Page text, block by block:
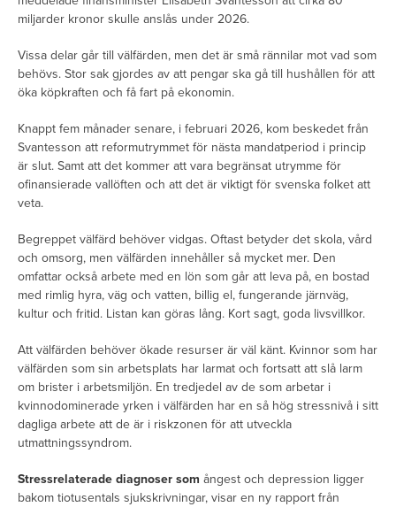
miljarder kronor skulle anslås under 2026.
Vissa delar går till välfärden, men det är små rännilar mot vad som
behövs. Stor sak gjordes av att pengar ska gå till hushållen för att
öka köpkraften och få fart på ekonomin.
Knappt fem månader senare, i februari 2026, kom beskedet från
Svantesson att reformutrymmet för nästa mandatperiod i princip
är slut. Samt att det kommer att vara begränsat utrymme för
ofinansierade vallöften och att det är viktigt för svenska folket att
veta.
Begreppet välfärd behöver vidgas. Oftast betyder det skola, vård
och omsorg, men välfärden innehåller så mycket mer. Den
omfattar också arbete med en lön som går att leva på, en bostad
med rimlig hyra, väg och vatten, billig el, fungerande järnväg,
kultur och fritid. Listan kan göras lång. Kort sagt, goda livsvillkor.
Att välfärden behöver ökade resurser är väl känt. Kvinnor som har
välfärden som sin arbetsplats har larmat och fortsatt att slå larm
om brister i arbetsmiljön. En tredjedel av de som arbetar i
kvinnodominerade yrken i välfärden har en så hög stressnivå i sitt
dagliga arbete att de är i riskzonen för att utveckla
utmattningssyndrom.
Stressrelaterade diagnoser som ångest och depression ligger
bakom tiotusentals sjukskrivningar, visar en ny rapport från